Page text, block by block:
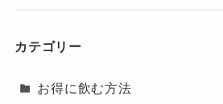
カテゴリー
お得に飲む方法